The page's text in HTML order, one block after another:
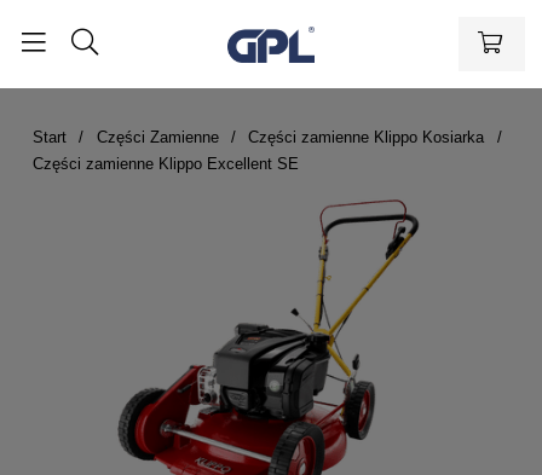
Start Części Zamienne
Części zamienne Klippo Kosiarka
Części zamienne Klippo Excellent SE